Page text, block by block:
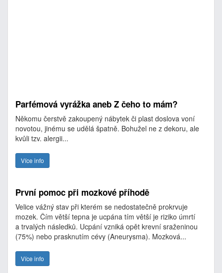
Parfémová vyrážka aneb Z čeho to mám?
Někomu čerstvě zakoupený nábytek či plast doslova voní
novotou, jinému se udělá špatně. Bohužel ne z dekoru, ale
kvůli tzv. alergii...
Více info
První pomoc při mozkové příhodě
Velice vážný stav při kterém se nedostatečně prokrvuje
mozek. Čím větší tepna je ucpána tím větší je riziko úmrtí
a trvalých následků. Ucpání vzniká opět krevní sraženinou
(75%) nebo prasknutím cévy (Aneurysma). Mozková...
Více info